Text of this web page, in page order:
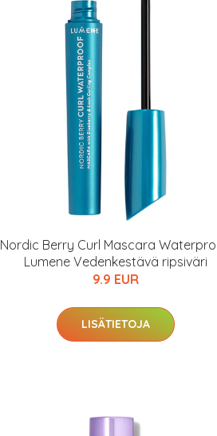
Nordic Berry Curl Mascara
Lumene Vedenkestävä ripsiväri
9.9 EUR
LISÄTIETOJA
Varaa
KATSO TARJOUS